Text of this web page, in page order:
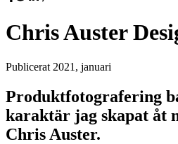
Chris Auster
Publicerat 2021, januari
Produktfotografering
karaktär jag skapat åt
Chris Auster.